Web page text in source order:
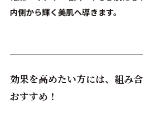
内側から輝く美肌へ導きます。
効果を高めたい方には、組み
おすすめ！